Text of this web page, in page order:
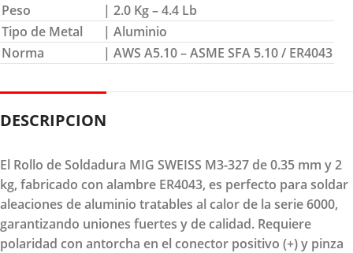
Peso
| 2.0 Kg – 4.4 Lb
Tipo de Metal
| Aluminio
Norma
| AWS A5.10 – ASME SFA 5.10 / ER4043
DESCRIPCION
El Rollo de Soldadura MIG SWEISS M3-327 de 0.35 mm y 2
kg, fabricado con alambre ER4043, es perfecto para soldar
aleaciones de aluminio tratables al calor de la serie 6000,
garantizando uniones fuertes y de calidad. Requiere
polaridad con antorcha en el conector positivo (+) y pinza